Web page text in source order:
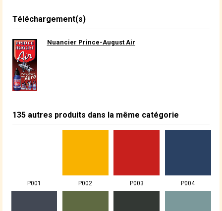
Téléchargement(s)
Nuancier Prince-August Air
135 autres produits dans la même catégorie
P001 P002 P003 P004